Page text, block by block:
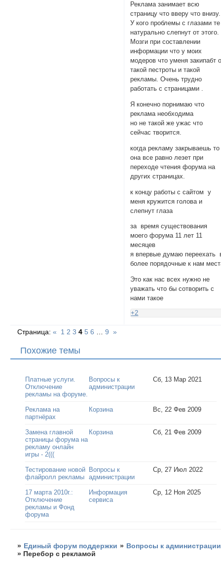
Реклама занимает всю
страницу что вверу что внизу.
У кого проблемы с глазами те
натурально слепнут от этого.
Мозги при составлении
информации что у моих
модеров что уменя закипабт
такой пестроты и такой
рекламы. Очень трудно
работать с страницами .
Я конечно порнимаю что
реклама необходима
но не такой же ужас что
сейчас творится.
когда рекламу закрываешь то
она все равно лезет при
переходе чтения форума на
других страницах.
к концу работы с сайтом у
меня кружится голова и
слепнут глаза
за время существования
моего форума 11 лет 11
месяцев
я впервые думаю переехать
более порядочные к нам
Это как нас всех нужно не
уважать что бы сотворить с
нами такое
+2
Страница:« 1 2 3 4 5 6 … 9 »
Похожие темы
Платные услуги.
Отключение
рекламы на форуме.
Вопросы к
администрации
Сб, 13 Мар 2021
Реклама на
партнёрах
Корзина Вс, 22 Фев 2009
Замена главной
страницы форума на
рекламу онлайн
игры - 2(((
Корзина Сб, 21 Фев 2009
Тестирование новой
флайролл рекламы
Вопросы к
администрации
Ср, 27 Июл 2022
17 марта 2010г.:
Отключение
рекламы и Фонд
форума
Информация
сервиса
Ср, 12 Ноя 2025
» Единый форум поддержки » Вопросы к администрации
» Перебор с рекламой